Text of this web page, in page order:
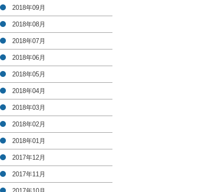
2018年09月
2018年08月
2018年07月
2018年06月
2018年05月
2018年04月
2018年03月
2018年02月
2018年01月
2017年12月
2017年11月